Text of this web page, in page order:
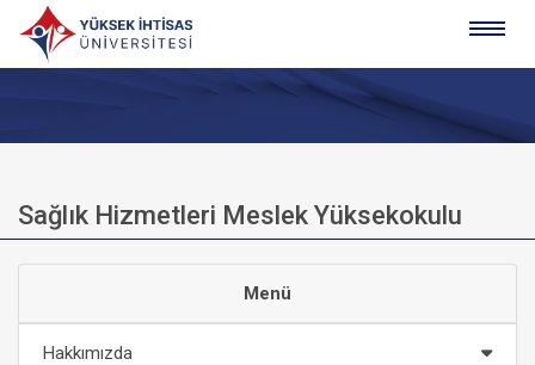
Sağlık Hizmetleri Meslek Yüksekokulu
Menü
Hakkımızda